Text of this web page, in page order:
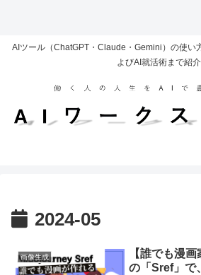
AIツール（ChatGPT・Claude・Gemini）の使い
よびAI就活術まで紹介
2024-05
画像生成
【誰でも漫
の「Sref」で